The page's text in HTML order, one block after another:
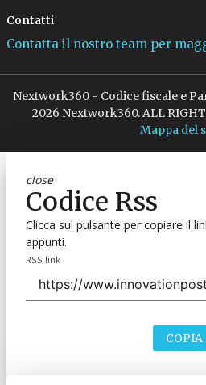
Contatti
Contatta il nostro team per
Nextwork360 - Codice fiscale e
2026 Nextwork360. ALL
Mappa del
close
Codice Rss
Clicca sul pulsante per copiare il
appunti.
RSS link